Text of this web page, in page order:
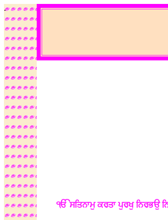
.
ੴ ਸਤਿਨਾਮੁ ਕਰਤਾ ਪੁਰਖੁ ਨਿਰਭਉ